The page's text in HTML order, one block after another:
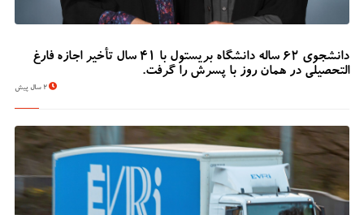
دانشجوی 62 ساله دانشگاه بریستول با 41 سال تأخیر اجازه فارغ
التحصیلی در همان روز با پسرش را گرفت.
2 سال پیش